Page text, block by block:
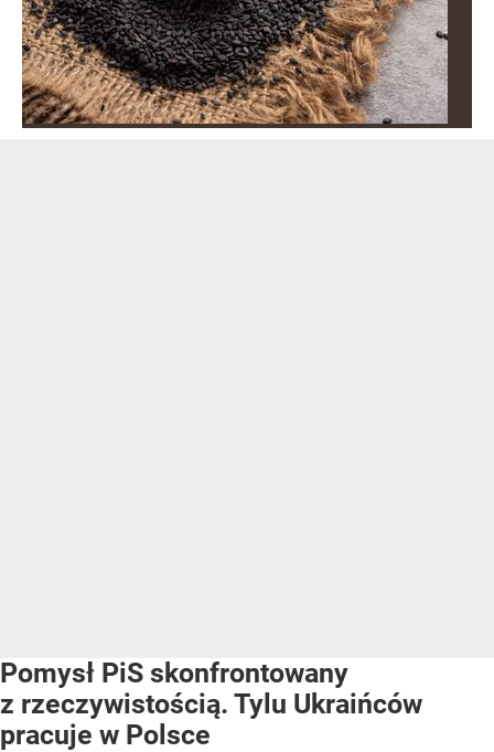
Pomysł PiS skonfrontowany
z rzeczywistością. Tylu Ukraińców
pracuje w Polsce